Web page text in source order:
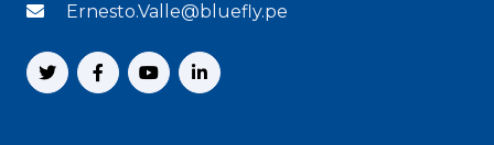
Ernesto.Valle@bluefly.pe